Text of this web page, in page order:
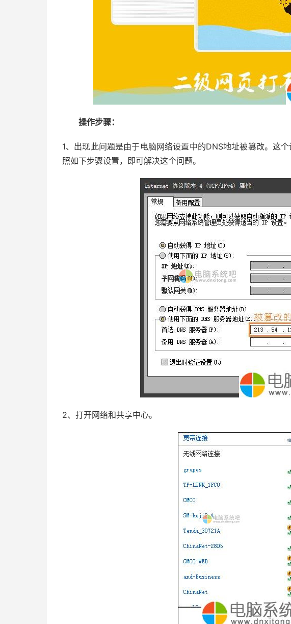
操作步骤：
1、出现此问题是由于电脑网络设置中的DNS地址被篡改。这
照如下步骤设置，即可解决这个问题。
2、打开网络和共享中心。